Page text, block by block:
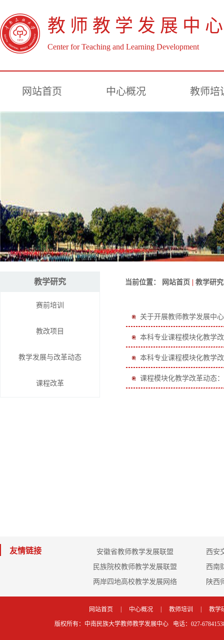
教 师 教 学 发 展 中 心
Center for Teaching and Learning Development
网站首页 中心概况 教师培
教学研究
赛前培训
教改项目
教学发展与改革动态
课程改革
当前位置： 网站首页 教学研究
关于开展教师教学发展中
本科专业课程模块化教学
本科专业课程模块化教学
课程模块化教学改革动态
友情链接 安徽省教师教学发展联盟
西安
民族院校教师教学发展联盟
西南
两岸四地高校教学发展网络
陕西
网站首页 中心概况 教师培训 教学
版权所有：中南民族大学教师教学发展中心 电话：027-